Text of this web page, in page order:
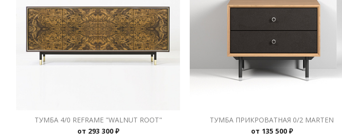
ТУМБА 4/0 REFRAME "WALNUT ROOT"
от 293 300 ₽
ТУМБА ПРИКРОВАТНАЯ 0/2 MARTEN
от 135 500 ₽